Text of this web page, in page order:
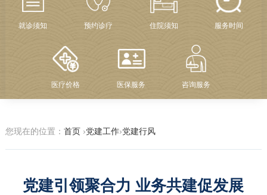
就诊须知 预约诊疗 住院须知 服务时间
医疗价格 医保服务 咨询服务
您现在的位置： 首页 ›党建工作›党建行风
党建引领聚合力 业务共建促发展